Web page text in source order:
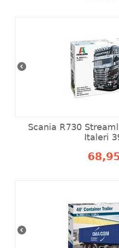
Scania R730
Italeri